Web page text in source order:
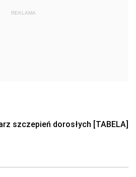
REKLAMA
szczepień dorosłych [TABELA]